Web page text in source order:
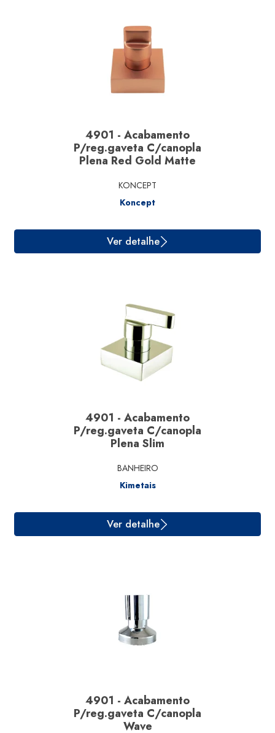
4901 - Acabamento
P/reg.gaveta C/canopla
Plena Red Gold Matte
KONCEPT
Koncept
Ver detalhe
4901 - Acabamento
P/reg.gaveta C/canopla
Plena Slim
BANHEIRO
Kimetais
4901 - Acabamento
P/reg.gaveta C/canopla
Wave